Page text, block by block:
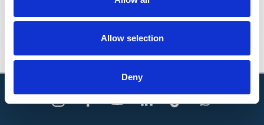
Allow selection
Deny